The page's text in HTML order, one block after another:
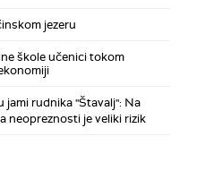
jezeru
škole učenici tokom
jami rudnika "Štavalj": Na
neopreznosti je veliki rizik